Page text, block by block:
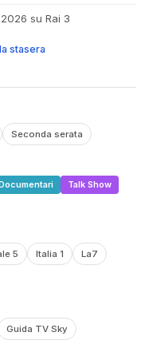
su Rai 3
stasera
Seconda serata
Talk Show
5 Italia 1
La7
Guida TV Sky